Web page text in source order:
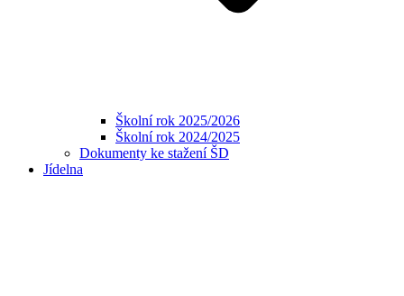
Školní rok 2025/2026
Školní rok 2024/2025
Dokumenty ke stažení ŠD
Jídelna